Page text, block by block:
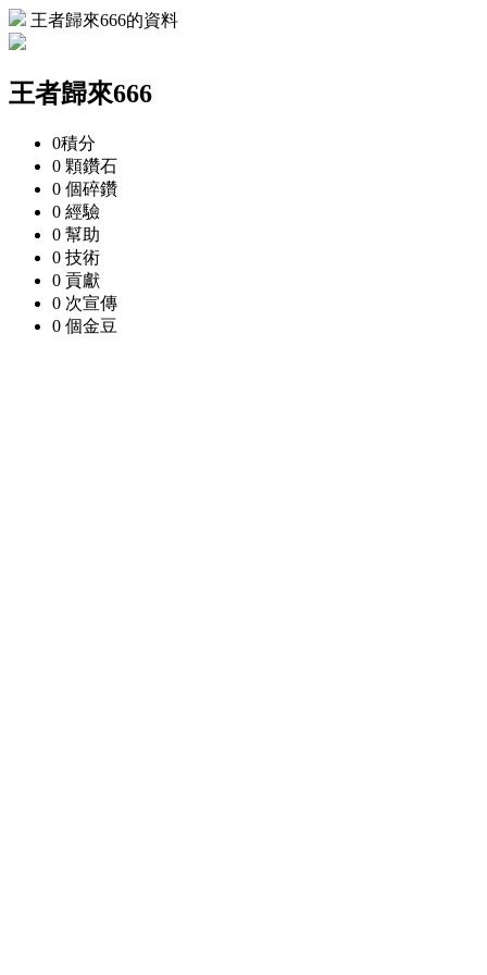
王者歸來666的資料
王者歸來666
0積分
0 顆鑽石
0 個碎鑽
0 經驗
0 幫助
0 技術
0 貢獻
0 次宣傳
0 個金豆